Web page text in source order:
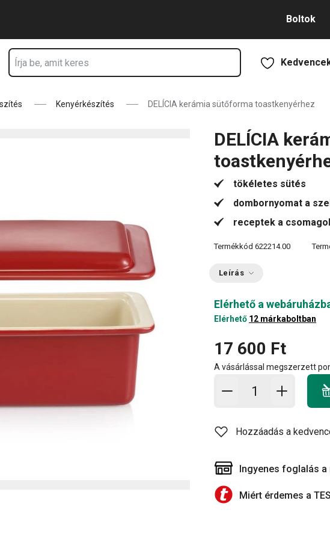
Boltok
Kenyérkészítés DELÍCIA kerámia sütőforma toastkenyérhez
DELÍCIA
tökéletes sütés
dombornyomat a
receptek a
Termékkód 622214.00
Leírás
Elérhető a
Elérhető 12 márkaboltban
17 600 Ft
A vásárlással megszerzett
Kosárba - mennyiség
Hozzáadás a
Ingyenes foglalás a
Miért érdemes a